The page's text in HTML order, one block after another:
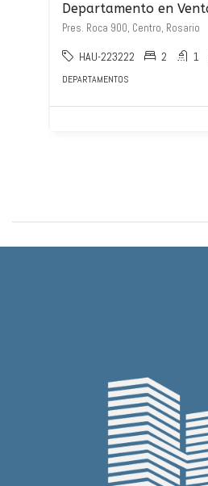
Departamento en
Pres. Roca 900, Centro, Rosario
HAU-223222 2 1
DEPARTAMENTOS